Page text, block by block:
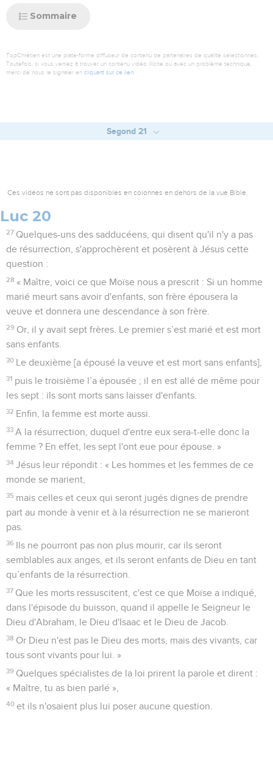
Sommaire
TopChrétien est une plate-forme diffuseur de contenu de partenaires de qualité sélectionnés.
Toutefois, si vous veniez à trouver un contenu vidéo illicite ou avec un problème technique,
merci de nous le signaler en cliquant sur ce lien
Segond 21
Ces vidéos ne sont pas disponibles en colonnes en dehors de la vue Bible.
Luc 20
27 Quelques-uns des sadducéens, qui disent qu'il n'y a pas
de résurrection, s'approchèrent et posèrent à Jésus cette
question :
28 « Maître, voici ce que Moïse nous a prescrit : Si un homme
marié meurt sans avoir d'enfants, son frère épousera la
veuve et donnera une descendance à son frère.
29 Or, il y avait sept frères. Le premier s’est marié et est mort
sans enfants.
30 Le deuxième [a épousé la veuve et est mort sans enfants],
31 puis le troisième l’a épousée ; il en est allé de même pour
les sept : ils sont morts sans laisser d'enfants.
32 Enfin, la femme est morte aussi.
33 A la résurrection, duquel d'entre eux sera-t-elle donc la
femme ? En effet, les sept l'ont eue pour épouse. »
34 Jésus leur répondit : « Les hommes et les femmes de ce
monde se marient,
35 mais celles et ceux qui seront jugés dignes de prendre
part au monde à venir et à la résurrection ne se marieront
pas.
36 Ils ne pourront pas non plus mourir, car ils seront
semblables aux anges, et ils seront enfants de Dieu en tant
qu’enfants de la résurrection.
37 Que les morts ressuscitent, c'est ce que Moïse a indiqué,
dans l'épisode du buisson, quand il appelle le Seigneur le
Dieu d'Abraham, le Dieu d'Isaac et le Dieu de Jacob.
38 Or Dieu n'est pas le Dieu des morts, mais des vivants, car
tous sont vivants pour lui. »
39 Quelques spécialistes de la loi prirent la parole et dirent :
« Maître, tu as bien parlé »,
40 et ils n'osaient plus lui poser aucune question.